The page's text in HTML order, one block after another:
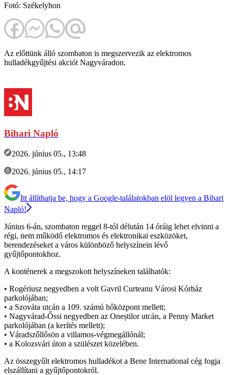
Fotó: Székelyhon
Az előttünk álló szombaton is megszervezik az elektromos
hulladékgyűjtési akciót Nagyváradon.
Bihari Napló
2026. június 05., 13:48
2026. június 05., 14:17
Itt állíthatja be, hogy a Google-találatokban elöl legyen a Bihari
Napló!
Június 6-án, szombaton reggel 8-tól délután 14 óráig lehet elvinni a
régi, nem működő elektromos és elektronikai eszközöket,
berendezéseket a város különböző helyszínein lévő
gyűjtőpontokhoz.
A konténerek a megszokott helyszíneken találhatók:
• Rogériusz negyedben a volt Gavril Curteanu Városi Kórház
parkolójában;
• a Szováta utcán a 109. számú hőközpont mellett;
• Nagyvárad-Őssi negyedben az Oneștilor utcán, a Penny Market
parkolójában (a kerítés mellett);
• Váradszőllősön a villamos-végmegállónál;
• a Kolozsvári úton a szülészet közelében.
Az összegyűlt elektromos hulladékot a Bene International cég fogja
elszállítani a gyűjtőpontokról.